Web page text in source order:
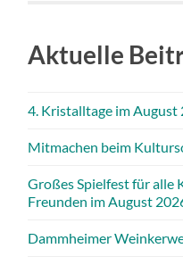
Aktuelle
4. Kristalltage im
Mitmachen beim
Großes Spielfest für alle
Freunden im August
Dammheimer